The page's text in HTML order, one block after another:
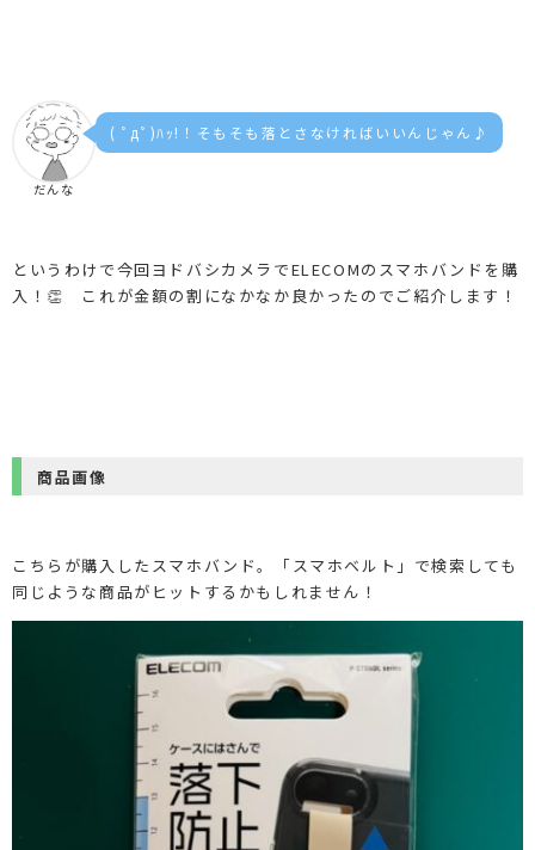
だんな
( ﾟдﾟ)ﾊｯ!！そもそも落とさなければいいんじゃん♪
というわけで今回ヨドバシカメラでELECOMのスマホバンドを購
入！👏 これが金額の割になかなか良かったのでご紹介します！
商品画像
こちらが購入したスマホバンド。「スマホベルト」で検索しても
同じような商品がヒットするかもしれません！